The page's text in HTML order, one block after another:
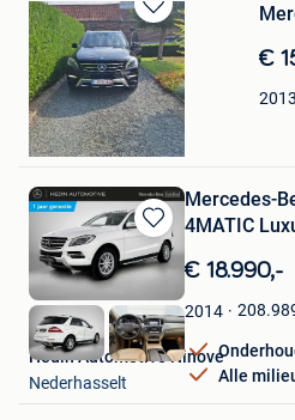
Bewaren
in
Mijn
Favorieten
€
2013
Van Damme Luc
Meerbeke
Bewaren
in
Mijn
Favorieten
Mercedes-
4MATIC
€ 18.990,-
2014
Alle
Hedin Automotive Ninove
Nederhasselt